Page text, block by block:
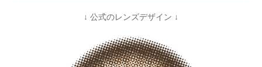
↓ 公式のレンズデザイン ↓